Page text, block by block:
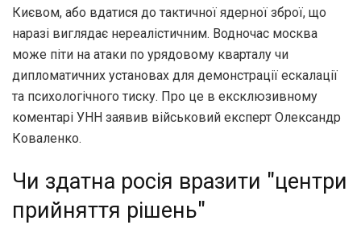
Києвом, або вдатися до тактичної ядерної зброї, що
наразі виглядає нереалістичним. Водночас москва
може піти на атаки по урядовому кварталу чи
дипломатичних установах для демонстрації ескалації
та психологічного тиску. Про це в ексклюзивному
коментарі УНН заявив військовий експерт Олександр
Коваленко.
Чи здатна росія вразити "центри
прийняття рішень"